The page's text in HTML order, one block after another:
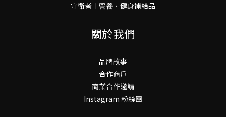
守衛者丨謍養．健身補給品
關於我們
品牌故事
合作商戶
商業合作邀請
Instagram 粉絲團